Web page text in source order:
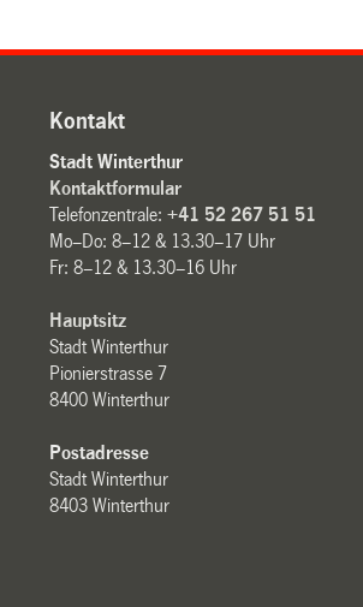
Kontakt
Stadt Winterthur
Kontaktformular
Telefonzentrale:+41 52 267 51 51
Mo–Do: 8–12 & 13.30–17 Uhr
Fr: 8–12 & 13.30–16 Uhr
Hauptsitz
Stadt Winterthur
Pionierstrasse 7
8400 Winterthur
Postadresse
Stadt Winterthur
8403 Winterthur